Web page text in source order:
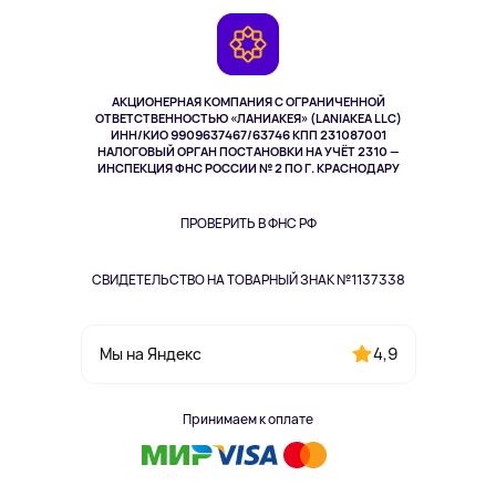
АКЦИОНЕРНАЯ КОМПАНИЯ С ОГРАНИЧЕННОЙ
ОТВЕТСТВЕННОСТЬЮ «ЛАНИАКЕЯ» (LANIAKEA LLC)
ИНН/КИО 9909637467/63746 КПП 231087001
НАЛОГОВЫЙ ОРГАН ПОСТАНОВКИ НА УЧЁТ 2310 —
ИНСПЕКЦИЯ ФНС РОССИИ № 2 ПО Г. КРАСНОДАРУ
ПРОВЕРИТЬ В ФНС РФ
СВИДЕТЕЛЬСТВО НА ТОВАРНЫЙ ЗНАК №1137338
Мы на Яндекс 4,9
Принимаем к оплате
Здоровье питомцев
Одежда и аксессуары